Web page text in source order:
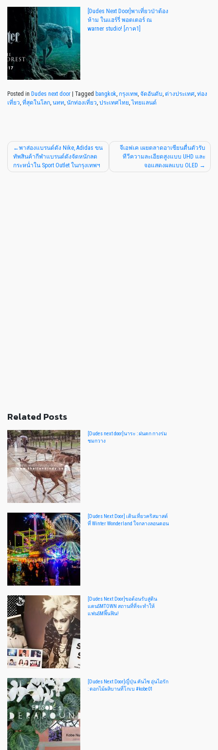
[Dudes Next Door]พาเที่ยวป่าต้อง
ห้าม ในแฮร์รี่ พอตเตอร์ ณ
warner studio! [ภาค1]
Posted in Dudes next door | Tagged bangkok กรุงเทพ จัดอันดับ ต่างประเทศ ท่อง
เที่ยว ที่สุดในโลก นทท นักท่องเที่ยว ประเทศไทย ,ไทยแลนด์
พาส่องแบรนด์ดัง Nike, Adidas ขน
ทัพสินค้ากีฬาแบรนด์ดังจัดหนักลด
กระหน่ำใน Sport Outlet ในกรุงเทพฯ
จีเอฟเค เผยตลาดอาเซียนตื่นตัวรับ
ทีวีความละเอียดสูงแบบ UHD และ
จอแสดงผลแบบ OLED
Related Posts
[Dudes next door]นาระ : ฝนตก กางร่ม
ชมกวาง
[Dudes Next Door] เดินเที่ยวคริสมาสต์
ที่ Winter Wonderland ใจกลางลอนดอน
[Dudes Next Door]ขอต้อนรับสู่ดิน
แดนSMTOWN สถานที่ที่จะทำให้
แฟนSMฟิ๊นฟิน!
[Dudes Next Door]ญี่ปุ่น คันไซ อุ่นไอรัก
: ดอกไม้ผลิบานที่โกเบ #kobe01